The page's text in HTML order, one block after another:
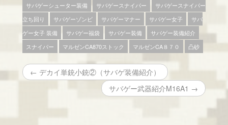
サバゲーシューター装備
サバゲースナイパー
サバゲースナイパー
立ち回り
サバゲーゾンビ サバゲーマナー サバゲー女子
サバ
ゲー女子 装備
サバゲー福袋 サバゲー装備
サバゲー装備紹介
スナイパー
マルゼンCA870ストック マルゼンCA８７０ 凸砂
← デカイ単銃小銃②（サバゲ装備紹介）
サバゲー武器紹介M16A1 →